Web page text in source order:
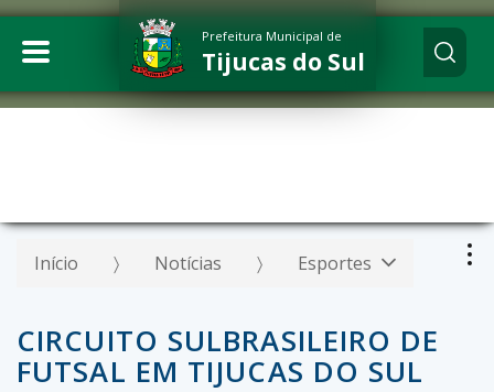
Prefeitura Municipal de
Tijucas do Sul
Início Notícias Esportes
CIRCUITO SULBRASILEIRO DE
FUTSAL EM TIJUCAS DO SUL